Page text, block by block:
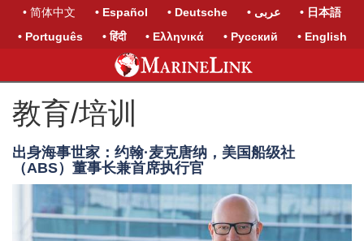
• 简体中文 • Español • Deutsche • عربى
• 日本語
• Português
• हिंदी • Ελληνικά • Русский • English
教育/培训
出身海事世家：约翰·麦克唐纳，美国船级社
（ABS）董事长兼首席执行官